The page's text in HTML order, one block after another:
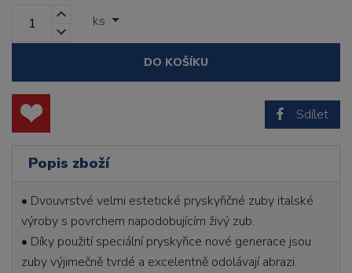
ks
DO KOŠÍKU
Sdílet
Popis zboží
• Dvouvrstvé velmi estetické pryskyřičné zuby italské
výroby s povrchem napodobujícím živý zub.
• Díky použití speciální pryskyřice nové generace jsou
zuby výjimečně tvrdé a excelentně odolávají abrazi.